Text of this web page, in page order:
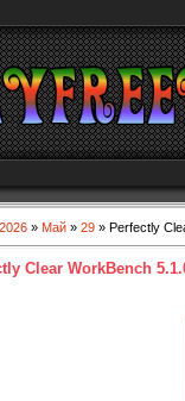
2026 » Май » 29 » Perfectly
Clear WorkBench